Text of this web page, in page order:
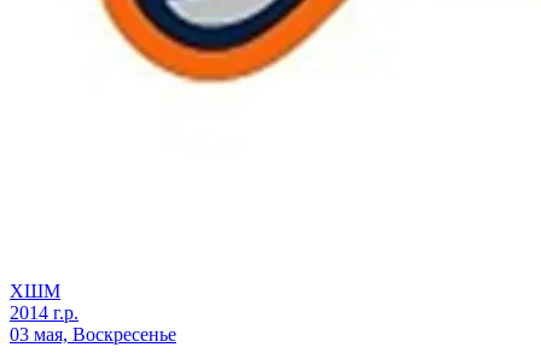
ХШМ
2014 г.р.
03 мая, Воскресенье